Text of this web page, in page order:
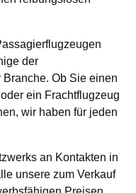
der
Ob Sie einen
ein Frachtflugzeug
wir haben für jeden
an Kontakten in
unsere zum Verkauf